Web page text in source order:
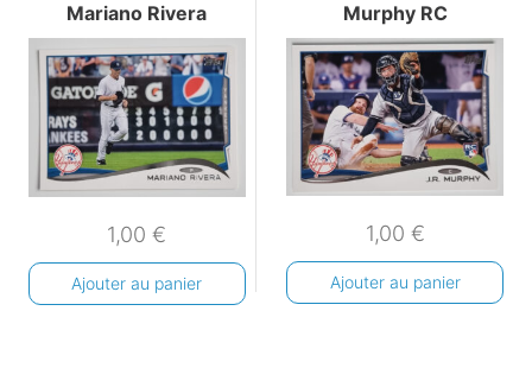
Mariano Rivera
1,00€
Ajouter au panier
Murphy RC
1,00 €
Ajouter au panier